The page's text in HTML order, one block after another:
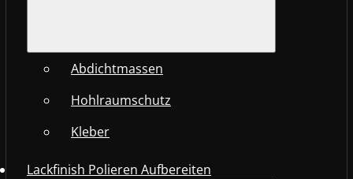
Abdichtmassen
Hohlraumschutz
Kleber
Lackfinish Polieren Aufbereiten